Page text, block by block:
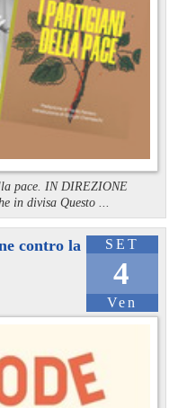
pace. IN DIREZIONE
in divisa Questo ...
SET
4
Ven
contro la